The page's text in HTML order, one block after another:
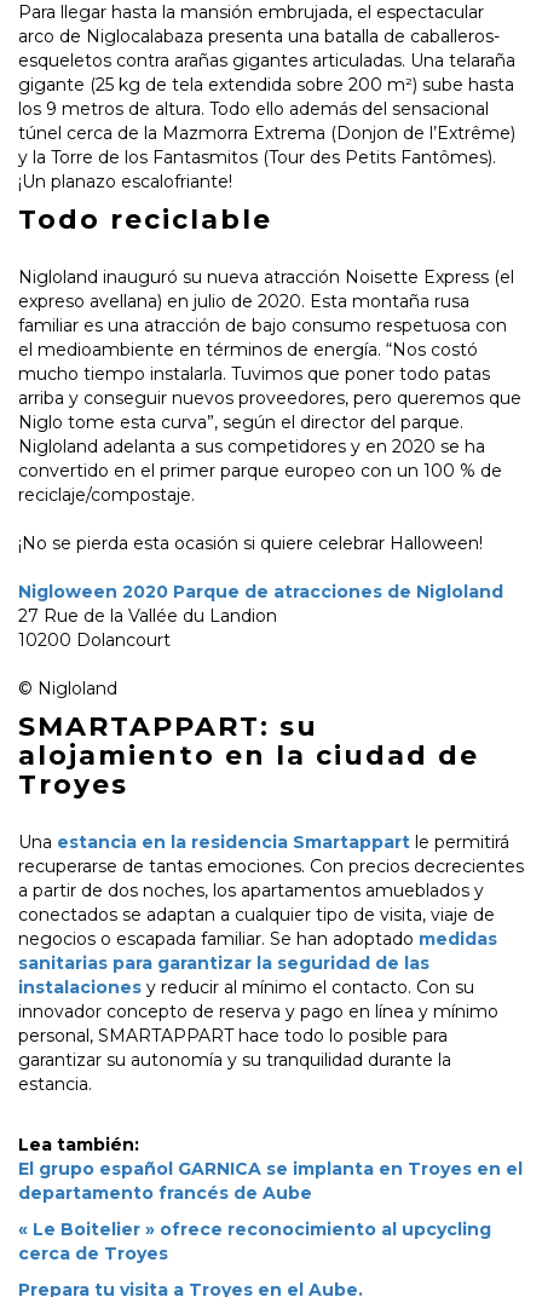
Para llegar hasta la mansión embrujada, el espectacular
arco de Niglocalabaza presenta una batalla de caballeros-
esqueletos contra arañas gigantes articuladas. Una telaraña
gigante (25 kg de tela extendida sobre 200 m²) sube hasta
los 9 metros de altura. Todo ello además del sensacional
túnel cerca de la Mazmorra Extrema (Donjon de l’Extrême)
y la Torre de los Fantasmitos (Tour des Petits Fantômes).
¡Un planazo escalofriante!
Todo reciclable
Nigloland inauguró su nueva atracción Noisette Express (el
expreso avellana) en julio de 2020. Esta montaña rusa
familiar es una atracción de bajo consumo respetuosa con
el medioambiente en términos de energía. “Nos costó
mucho tiempo instalarla. Tuvimos que poner todo patas
arriba y conseguir nuevos proveedores, pero queremos que
Niglo tome esta curva”, según el director del parque.
Nigloland adelanta a sus competidores y en 2020 se ha
convertido en el primer parque europeo con un 100 % de
reciclaje/compostaje.
¡No se pierda esta ocasión si quiere celebrar Halloween!
Nigloween 2020 Parque de atracciones de Nigloland
27 Rue de la Vallée du Landion
10200 Dolancourt
© Nigloland
SMARTAPPART: su
alojamiento en la ciudad de
Troyes
Una estancia en la residencia Smartappart le permitirá
recuperarse de tantas emociones. Con precios decrecientes
a partir de dos noches, los apartamentos amueblados y
conectados se adaptan a cualquier tipo de visita, viaje de
negocios o escapada familiar. Se han adoptado medidas
sanitarias para garantizar la seguridad de las
instalaciones y reducir al mínimo el contacto. Con su
innovador concepto de reserva y pago en línea y mínimo
personal, SMARTAPPART hace todo lo posible para
garantizar su autonomía y su tranquilidad durante la
estancia.
Lea también:
El grupo español GARNICA se implanta en Troyes en el
departamento francés de Aube
« Le Boitelier » ofrece reconocimiento al upcycling
cerca de Troyes
Prepara tu visita a Troyes en el Aube.